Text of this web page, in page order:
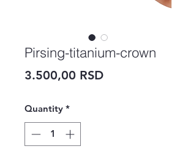
Pirsing-titanium-crown
3.500,00 RSDPrice
Quantity *